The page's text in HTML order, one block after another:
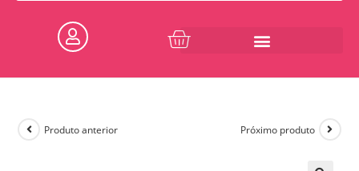
Produto anterior Próximo produto